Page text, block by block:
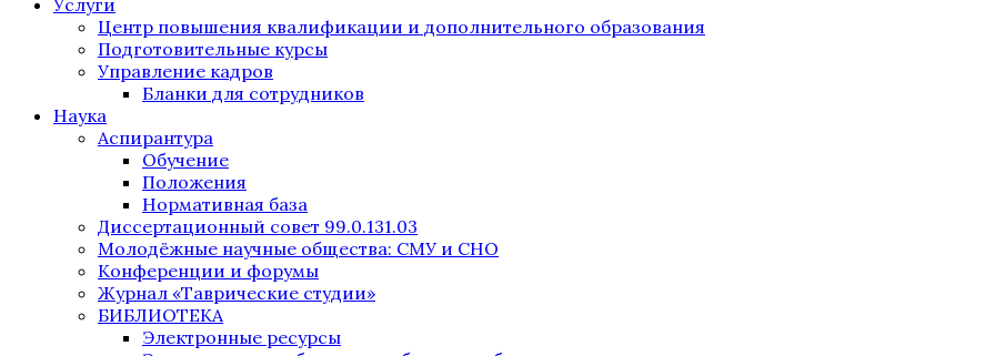
Услуги
Центр повышения квалификации и дополнительного образования
Подготовительные курсы
Управление кадров
Бланки для сотрудников
Наука
Аспирантура
Обучение
Положения
Нормативная база
Диссертационный совет 99.0.131.03
Молодёжные научные общества: СМУ и СНО
Конференции и форумы
Журнал «Таврические студии»
БИБЛИОТЕКА
Электронные ресурсы